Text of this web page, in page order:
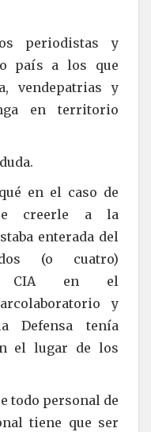
periodistas y
país a los que
vendepatrias y
en territorio
en el caso de
creerle a la
enterada del
(o cuatro)
CIA en el
y
Defensa tenía
el lugar de los
todo personal de
tiene que ser